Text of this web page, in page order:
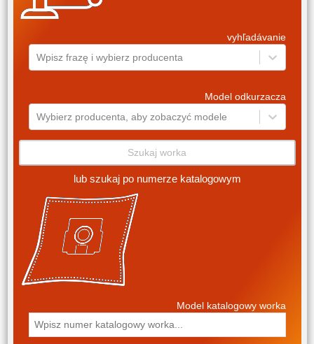
vyhľadávanie
Wpisz frazę i wybierz producenta
Model odkurzacza
Wybierz producenta, aby zobaczyć modele
Szukaj worka
lub szukaj po numerze katalogowym
Model katalogowy worka